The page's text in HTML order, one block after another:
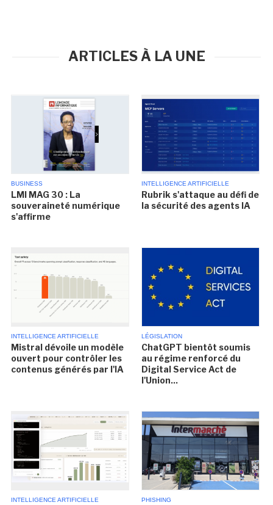
ARTICLES À LA UNE
BUSINESS
LMI MAG 30 : La
souveraineté numérique
s'affirme
INTELLIGENCE ARTIFICIELLE
Rubrik s'attaque au défi de
la sécurité des agents IA
INTELLIGENCE ARTIFICIELLE
Mistral dévoile un modèle
ouvert pour contrôler les
contenus générés par l'IA
LÉGISLATION
ChatGPT bientôt soumis
au régime renforcé du
Digital Service Act de
l'Union...
INTELLIGENCE ARTIFICIELLE PHISHING